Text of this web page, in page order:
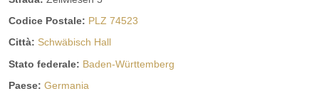
Servizi igienici: Nel capannone per eventi
Riscaldamento: Con stufa a legna
Adatto per conferenze: No, ma sono possibili riunioni più
Codice Postale: PLZ 74523
Città: Schwäbisch Hall
Stato federale: Baden-Württemberg
Paese: Germania